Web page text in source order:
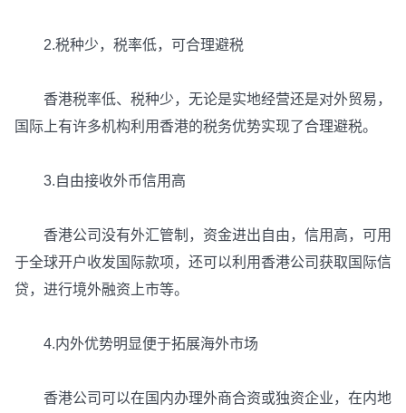
2.税种少，税率低，可合理避税
香港税率低、税种少，无论是实地经营还是对外贸易，
国际上有许多机构利用香港的税务优势实现了合理避税。
3.自由接收外币信用高
香港公司没有外汇管制，资金进出自由，信用高，可用
于全球开户收发国际款项，还可以利用香港公司获取国际信
贷，进行境外融资上市等。
4.内外优势明显便于拓展海外市场
香港公司可以在国内办理外商合资或独资企业，在内地